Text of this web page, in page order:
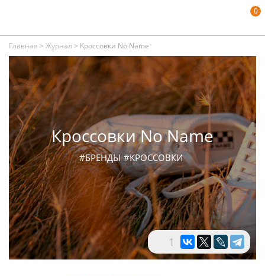
0
Главная > Журнал > Кроссовки No Name
Кроссовки No Name
#БРЕНДЫ #КРОССОВКИ
1